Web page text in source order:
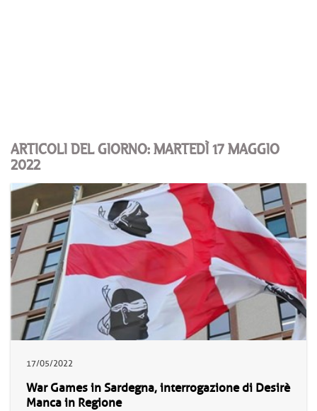
ARTICOLI DEL GIORNO: MARTEDÌ 17 MAGGIO
2022
17/05/2022
War Games in Sardegna, interrogazione di Desirè
Manca in Regione